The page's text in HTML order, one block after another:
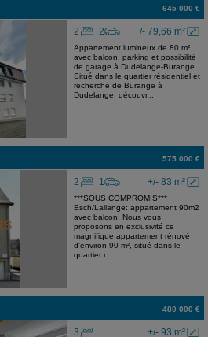
645 000 €
+/- 79,66 m²
2 2
Appartement lumineux de 80 m²
avec balcon, parking et possibilité
de garage à Dudelange-Burange.
Situé dans le quartier résidentiel et
recherché de Burange à
Dudelange, découvr...
575 000 €
+/- 83 m²
2 1
***SOUS COMPROMIS***
Esch/Lallange: appartement 90m2
avec balcon! Nous vous
proposons en exclusivité ce
magnifique appartement rénové
d'environ 90 m², situé dans le
quartier r...
480 000 €
+/- 93 m²
3